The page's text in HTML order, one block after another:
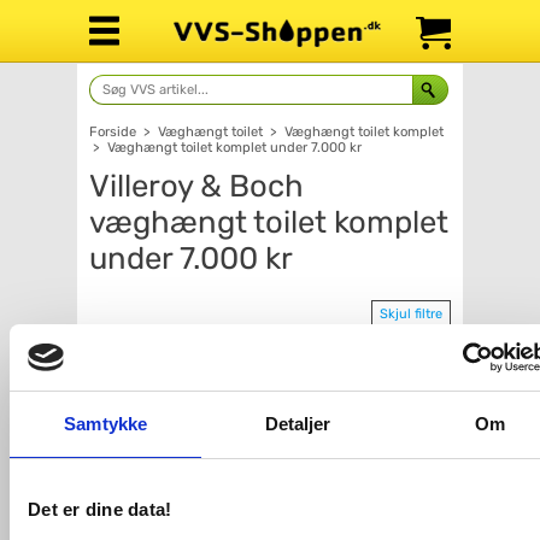
Samtykke Detaljer Om
Det er dine data!
Forside > Væghængt toilet > Væghængt toilet komplet
> Væghængt toilet komplet under 7.000 kr
Villeroy & Boch
væghængt toilet komplet
under 7.000 kr
Skjul filtre
Pris Producent
Farve på hængeskål Farve på trykknap